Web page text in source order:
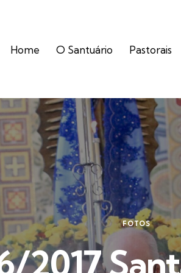
Home O Santuário Pastorais
FOTOS
2017